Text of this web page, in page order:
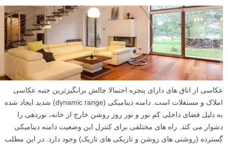
عکاسی از اتاق های دارای پنجره احتمالا چالش برانگیزترین جنبه عکاسی
املاک و مستغلات است. دامنه دینامیکی (dynamic range) شدید ایجاد شده
به دلیل فضای داخلی کم نور و نور روز روشن خارج از خانه، نوردهی را
دشوار می کند. راه های مختلفی برای کنترل این وضعیت دامنه دینامیکی
گسترده (روشنی های روشن و تاریکی های تاریک) وجود دارد. در این مطلب